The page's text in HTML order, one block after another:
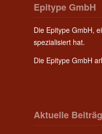
Epitype GmbH
Die Epitype GmbH,
spezialisiert hat.
Die Epitype GmbH
Aktuelle